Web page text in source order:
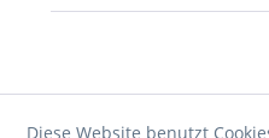
Diese Website benutzt